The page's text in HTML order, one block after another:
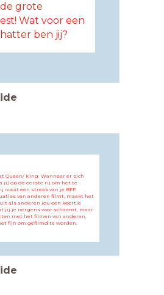
grote
Wat voor een
ben jij?
Queen/ King. Wanneer er zich
jij op de eerste rij om het te
nooit een streak van je BFF.
van anderen filmt, maakt het
als anderen jou een keertje
jij je nergens voor schaamt, maar
met het filmen van anderen,
fijn om gefilmd te worden.